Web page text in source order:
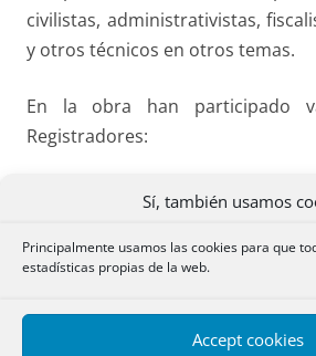
Sí, también usamos
Principalmente usamos las cookies para que
estadísticas propias de la web.
Accept cookies
civilistas, administrativistas,
y otros técnicos en otros temas.
En la obra han participado
Registradores:
En materia de financiación
los Notarios
Villanova, Pedro Garrido
Gomá Lanzón;
en materia de reflejo
Registradores Rocío